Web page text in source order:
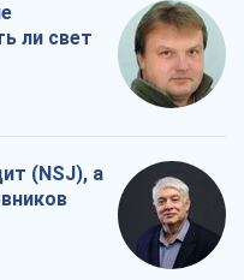
ли свет
(NSJ), а